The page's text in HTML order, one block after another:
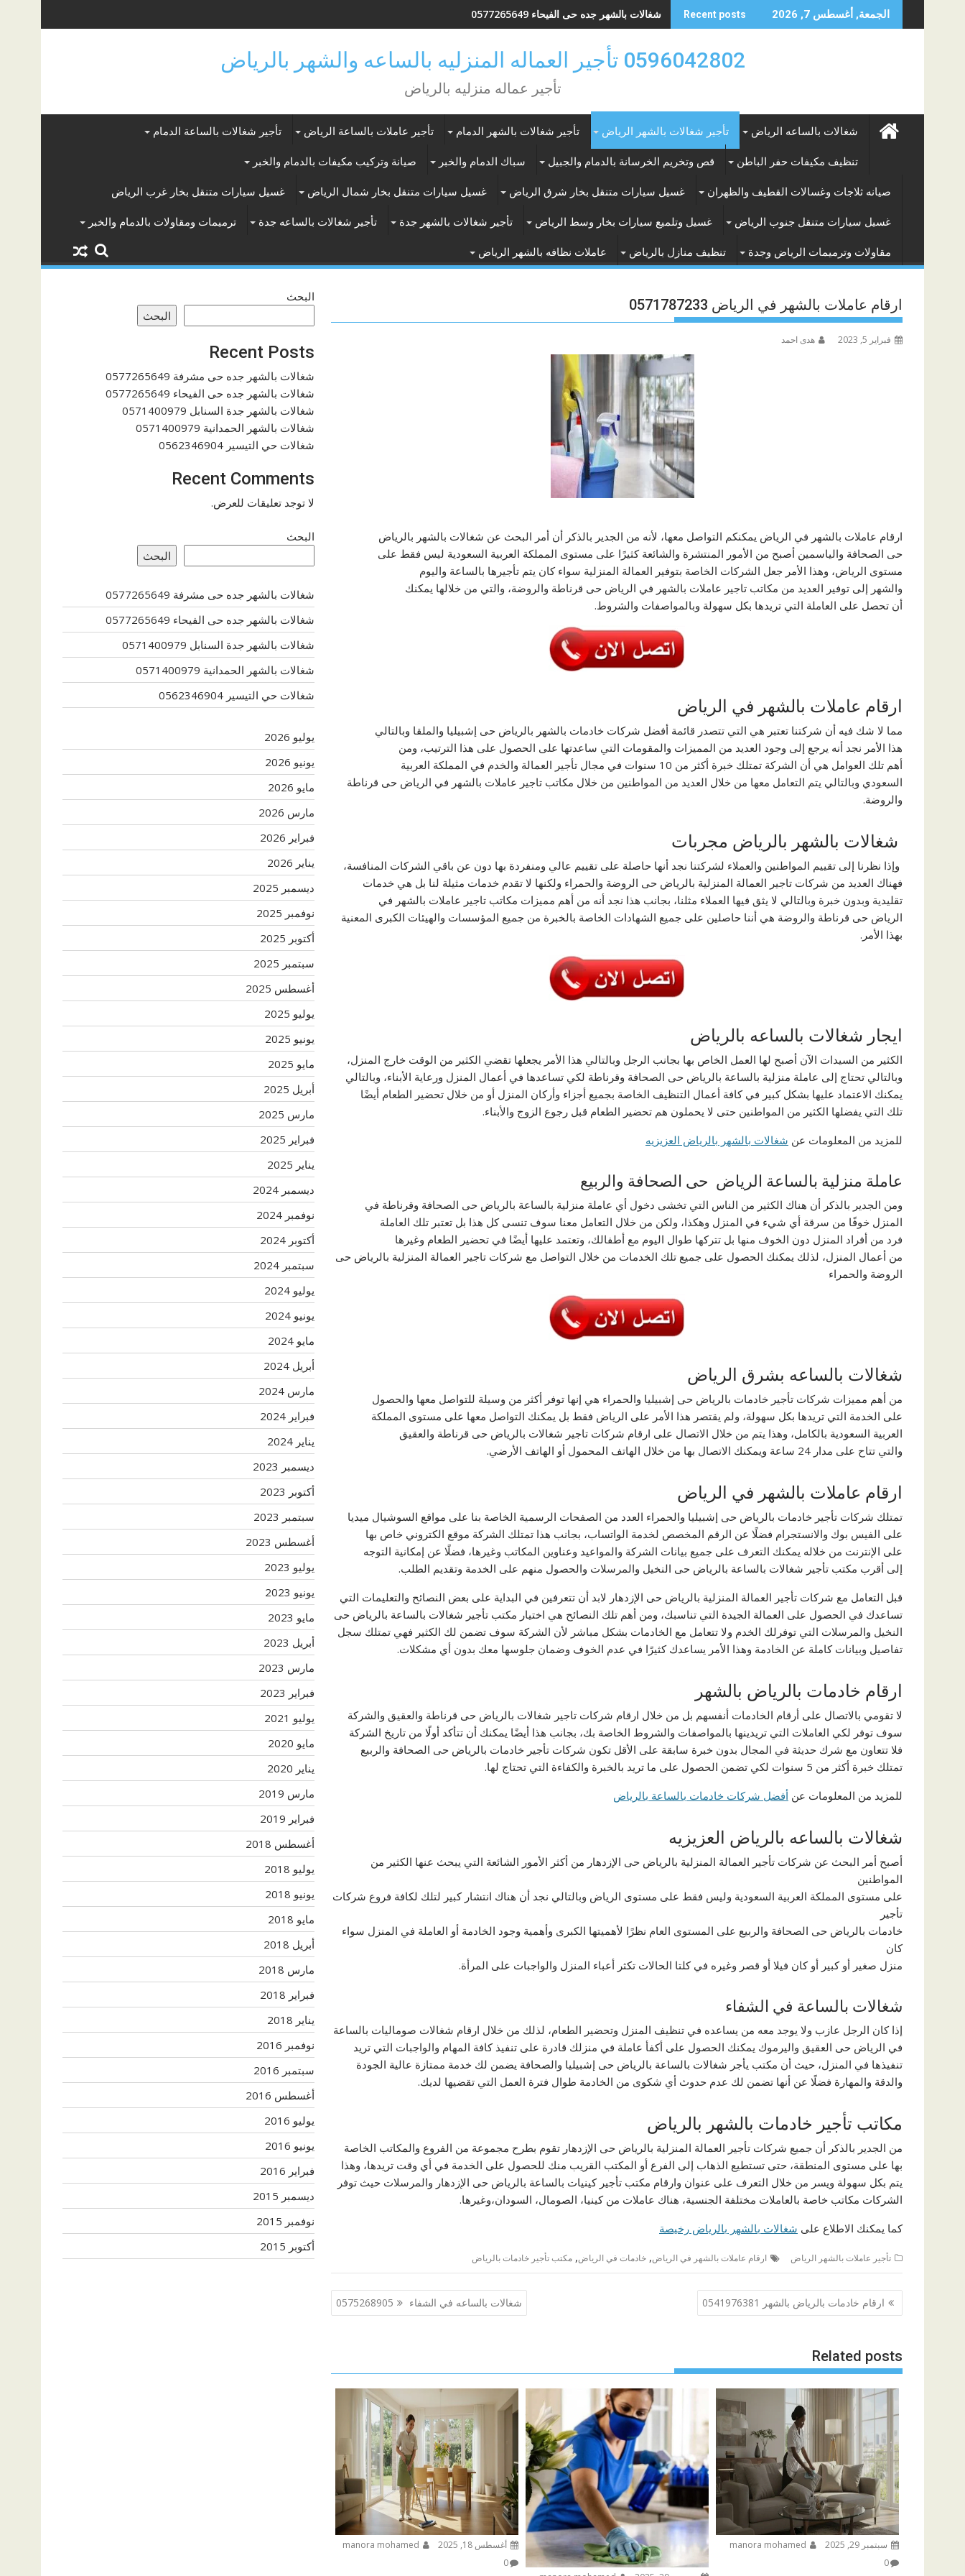
to
الجمعة, أغسطس 7, 2026 Recent posts شغالات بالشهر جده حى الفيحاء 0577265649
0596042802 تأجير العماله المنزليه بالساعه والشهر بالرياض
تأجير عماله منزليه بالرياض
شغالات بالساعه الرياض تأجير شغالات بالشهر الرياض تأجير شغالات بالشهر الدمام تأجير عاملات بالساعة الرياض تأجير شغالات بالساعة الدمام
تنظيف مكيفات حفر الباطن قص وتخريم الخرسانة بالدمام والجبيل سباك الدمام والخبر صيانة وتركيب مكيفات بالدمام والخبر
صيانه ثلاجات وغسالات القطيف والظهران غسيل سيارات متنقل بخار شرق الرياض غسيل سيارات متنقل بخار شمال الرياض غسيل سيارات متنقل بخار غرب الرياض
غسيل سيارات متنقل جنوب الرياض غسيل وتلميع سيارات بخار وسط الرياض تأجير شغالات بالشهر جدة تأجير شغالات بالساعه جدة ترميمات ومقاولات بالدمام والخبر
مقاولات وترميمات الرياض وجدة تنظيف منازل بالرياض عاملات نظافه بالشهر الرياض
ارقام عاملات بالشهر في الرياض 0571787233
فبراير 5, 2023 هدى احمد
ارقام عاملات بالشهر في الرياض يمكنكم التواصل معها، لأنه من الجدير بالذكر أن أمر البحث عن شغالات بالشهر بالرياض
حى الصحافة والياسمين أصبح من الأمور المنتشرة والشائعة كثيرًا على مستوى المملكة العربية السعودية ليس فقط على
مستوى الرياض، وهذا الأمر جعل الشركات الخاصة بتوفير العمالة المنزلية سواء كان يتم تأجيرها بالساعة واليوم
والشهر إلى توفير العديد من مكاتب تاجير عاملات بالشهر في الرياض حى قرناطة والروضة، والتي من خلالها يمكنك
أن تحصل على العاملة التي تريدها بكل سهولة وبالمواصفات والشروط.
ارقام عاملات بالشهر في الرياض
مما لا شك فيه أن شركتنا تعتبر هي التي تتصدر قائمة أفضل شركات خادمات بالشهر بالرياض حى إشبيليا والملقا وبالتالي
هذا الأمر نجد أنه يرجع إلى وجود العديد من المميزات والمقومات التي ساعدتها على الحصول على هذا الترتيب، ومن
أهم تلك العوامل هي أن الشركة تمتلك خبرة أكثر من 10 سنوات في مجال تأجير العمالة والخدم في المملكة العربية
السعودي وبالتالي يتم التعامل معها من خلال العديد من المواطنين من خلال مكاتب تاجير عاملات بالشهر في الرياض حى قرناطة
والروضة.
شغالات بالشهر بالرياض مجربات
وإذا نظرنا إلى تقييم المواطنين والعملاء لشركتنا نجد أنها حاصلة على تقييم عالي ومنفردة بها دون عن باقي الشركات المنافسة،
فهناك العديد من شركات تاجير العمالة المنزلية بالرياض حى الروضة والحمراء ولكنها لا تقدم خدمات مثيلة لنا بل هي خدمات
تقليدية وبدون خبرة وبالتالي لا يثق فيها العملاء مثلنا، بجانب هذا نجد أنه من أهم مميزات مكاتب تاجير عاملات بالشهر في
الرياض حى قرناطة والروضة هي أننا حاصلين على جميع الشهادات الخاصة بالخبرة من جميع المؤسسات والهيئات الكبرى المعنية
بهذا الأمر.
ايجار شغالات بالساعه بالرياض
الكثير من السيدات الآن أصبح لها العمل الخاص بها بجانب الرجل وبالتالي هذا الأمر يجعلها تقضي الكثير من الوقت خارج المنزل،
وبالتالي تحتاج إلى عاملة منزلية بالساعة بالرياض حى الصحافة وقرناطة لكي تساعدها في أعمال المنزل ورعاية الأبناء، وبالتالي
يمكنك الاعتماد عليها بشكل كبير في كافة أعمال التنظيف الخاصة بجميع أجزاء وأركان المنزل أو من خلال تحضير الطعام أيضًا
تلك التي يفضلها الكثير من المواطنين حتى لا يحملون هم تحضير الطعام قبل رجوع الزوج والأبناء.
للمزيد من المعلومات عن شغالات بالشهر بالرياض العزيزيه
عاملة منزلية بالساعة الرياض حى الصحافة والربيع
ومن الجدير بالذكر أن هناك الكثير من الناس التي تخشى دخول أي عاملة منزلية بالساعة بالرياض حى الصحافة وقرناطة في
المنزل خوفًا من سرقة أي شيء في المنزل وهكذا، ولكن من خلال التعامل معنا سوف تنسى كل هذا بل تعتبر تلك العاملة
فرد من أفراد المنزل دون الخوف منها بل تتركها طوال اليوم مع أطفالك، وتعتمد عليها أيضًا في تحضير الطعام وغيرها
من أعمال المنزل، لذلك يمكنك الحصول على جميع تلك الخدمات من خلال التواصل مع شركات تاجير العمالة المنزلية بالرياض حى
الروضة والحمراء
شغالات بالساعه بشرق الرياض
من أهم مميزات شركات تأجير خادمات بالرياض حى إشبيليا والحمراء هي إنها توفر أكثر من وسيلة للتواصل معها والحصول
على الخدمة التي تريدها بكل سهولة، ولم يقتصر هذا الأمر على الرياض فقط بل يمكنك التواصل معها على مستوى المملكة
العربية السعودية بالكامل، وهذا يتم من خلال الاتصال على ارقام شركات تاجير شغالات بالرياض حى قرناطة والعقيق
والتي تتاح على مدار 24 ساعة ويمكنك الاتصال بها من خلال الهاتف المحمول أو الهاتف الأرضي.
ارقام عاملات بالشهر في الرياض
تمتلك شركات تأجير خادمات بالرياض حى إشبيليا والحمراء العدد من الصفحات الرسمية الخاصة بنا على مواقع السوشيال ميديا
على الفيس بوك والانستجرام فضلًا عن الرقم المخصص لخدمة الواتساب، بجانب هذا تمتلك الشركة موقع الكتروني خاص بها
على الإنترنت من خلاله يمكنك التعرف على جميع بيانات الشركة والمواعيد وعناوين المكاتب وغيرها، فضلًا عن إمكانية التوجه
إلى أقرب مكتب تأجير شغالات بالساعة بالرياض حى النخيل والمرسلات والحصول منهم على الخدمة وتقديم الطلب.
قبل التعامل مع شركات تأجير العمالة المنزلية بالرياض حى الإزدهار لابد أن تتعرفين في البداية على بعض النصائح والتعليمات التي
تساعدك في الحصول على العمالة الجيدة التي تناسبك، ومن أهم تلك النصائح هي اختيار مكتب تأجير شغالات بالساعة بالرياض حى
النخيل والمرسلات التي توفرلك الخدم ولا تتعامل مع الخادمات بشكل مباشر لأن الشركة سوف تضمن لك الكثير فهي تمتلك سجل
تفاصيل وبيانات كاملة عن الخادمة وهذا الأمر يساعدك كثيرًا في عدم الخوف وضمان جلوسها معك بدون أي مشكلات.
ارقام خادمات بالرياض بالشهر
لا تقومي بالاتصال على أرقام الخادمات أنفسهم بل من خلال ارقام شركات تاجير شغالات بالرياض حى قرناطة والعقيق والشركة
سوف توفر لكي العاملات التي تريدينها بالمواصفات والشروط الخاصة بك، بجانب هذا أيضًا يمكنك أن تتأكد أولًا من تاريخ الشركة
فلا تتعاون مع شرك حديثة في المجال بدون خبرة سابقة على الأقل تكون شركات تأجير خادمات بالرياض حى الصحافة والربيع
تمتلك خبرة أكثر من 5 سنوات لكي تضمن الحصول على ما تريد بالخبرة والكفاءة التي تحتاج لها.
للمزيد من المعلومات عن أفضل شركات خادمات بالساعة بالرياض
شغالات بالساعه بالرياض العزيزيه
أصبح أمر البحث عن شركات تأجير العمالة المنزلية بالرياض حى الإزدهار من أكثر الأمور الشائعة التي يبحث عنها الكثير من
المواطنين
على مستوى المملكة العربية السعودية وليس فقط على مستوى الرياض وبالتالي نجد أن هناك انتشار كبير لتلك لكافة فروع شركات
تأجير
خادمات بالرياض حى الصحافة والربيع على المستوى العام نظرًا لأهميتها الكبرى وأهمية وجود الخادمة أو العاملة في المنزل سواء
كان
منزل صغير أو كبير أو كان فيلا أو قصر وغيره في كلتا الحالات تكثر أعباء المنزل والواجبات على المرأة.
شغالات بالساعة في الشفاء
إذا كان الرجل عازب ولا يوجد معه من يساعده في تنظيف المنزل وتحضير الطعام، لذلك من خلال ارقام شغالات صوماليات بالساعة
في الرياض حى العقيق واليرموك يمكنك الحصول على أكفأ عاملة في منزلك قادرة على تنفيذ كافة المهام والواجبات التي تريد
تنفيذها في المنزل، حيث أن مكتب يأجر شغالات بالساعة بالرياض حى إشبيليا والصحافة يضمن لك خدمة ممتازة عالية الجودة
والدقة والمهارة فضلًا عن أنها تضمن لك عدم حدوث أي شكوى من الخادمة طوال فترة العمل التي تقضيها لديك.
مكاتب تأجير خادمات بالشهر بالرياض
من الجدير بالذكر أن جميع شركات تأجير العمالة المنزلية بالرياض حى الإزدهار تقوم بطرح مجموعة من الفروع والمكاتب الخاصة
بها على مستوى المنطقة، حتى تستطيع الذهاب إلى الفرع أو المكتب القريب منك للحصول على الخدمة في أي وقت تريدها، وهذا
يتم بكل سهولة ويسر من خلال التعرف على عنوان وارقام مكتب تأجير كينيات بالساعة بالرياض حى الإزدهار والمرسلات حيث توفر
الشركات مكاتب خاصة بالعاملات مختلفة الجنسية، هناك عاملات من كينيا، الصومال، السودان،وغيرها.
كما يمكنك الاطلاع على شغالات بالشهر بالرياض رخيصة
تأجير عاملات بالشهر الرياض ارقام عاملات بالشهر في الرياض, خادمات في الرياض, مكتب تأجير خادمات بالرياض
تصفّح
المقالات
ارقام خادمات بالرياض بالشهر 0541976381 شغالات بالساعه في الشفاء 0575268905
Related posts
سبتمبر 29, 2025
0
أغسطس 18, 2025
0
البحث
البحث
Recent Posts
شغالات بالشهر جده حى مشرفة 0577265649
شغالات بالشهر جده حى الفيحاء 0577265649
شغالات بالشهر جدة السنابل 0571400979
شغالات بالشهر الحمدانية 0571400979
شغالات حي التيسير 0562346904
Recent Comments
لا توجد تعليقات للعرض.
البحث
البحث
شغالات بالشهر جده حى مشرفة 0577265649
شغالات بالشهر جده حى الفيحاء 0577265649
شغالات بالشهر جدة السنابل 0571400979
شغالات بالشهر الحمدانية 0571400979
شغالات حي التيسير 0562346904
يوليو 2026
يونيو 2026
مايو 2026
مارس 2026
فبراير 2026
يناير 2026
ديسمبر 2025
نوفمبر 2025
أكتوبر 2025
سبتمبر 2025
أغسطس 2025
يوليو 2025
يونيو 2025
مايو 2025
أبريل 2025
مارس 2025
فبراير 2025
يناير 2025
ديسمبر 2024
نوفمبر 2024
أكتوبر 2024
سبتمبر 2024
يوليو 2024
يونيو 2024
مايو 2024
أبريل 2024
مارس 2024
فبراير 2024
يناير 2024
ديسمبر 2023
أكتوبر 2023
سبتمبر 2023
أغسطس 2023
يوليو 2023
يونيو 2023
مايو 2023
أبريل 2023
مارس 2023
فبراير 2023
يوليو 2021
مايو 2020
يناير 2020
مارس 2019
فبراير 2019
أغسطس 2018
يوليو 2018
يونيو 2018
مايو 2018
أبريل 2018
مارس 2018
فبراير 2018
يناير 2018
نوفمبر 2016
سبتمبر 2016
أغسطس 2016
يوليو 2016
يونيو 2016
فبراير 2016
ديسمبر 2015
نوفمبر 2015
أكتوبر 2015